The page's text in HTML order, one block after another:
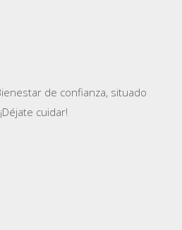
de confianza, situado
cuidar!